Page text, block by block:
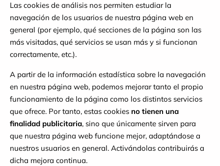
Las cookies de análisis nos permiten estudiar la
navegación de los usuarios de nuestra página web en
general (por ejemplo, qué secciones de la página son las
más visitadas, qué servicios se usan más y si funcionan
correctamente, etc.).
A partir de la información estadística sobre la navegación
en nuestra página web, podemos mejorar tanto el propio
funcionamiento de la página como los distintos servicios
que ofrece. Por tanto, estas cookies no tienen una
finalidad publicitaria, sino que únicamente sirven para
que nuestra página web funcione mejor, adaptándose a
nuestros usuarios en general. Activándolas contribuirás a
dicha mejora continua.